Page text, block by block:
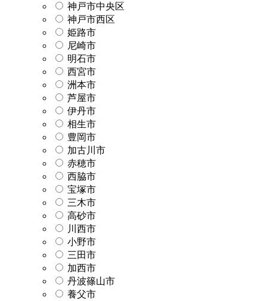
神戸市中央区
神戸市西区
姫路市
尼崎市
明石市
西宮市
洲本市
芦屋市
伊丹市
相生市
豊岡市
加古川市
赤穂市
西脇市
宝塚市
三木市
高砂市
川西市
小野市
三田市
加西市
丹波篠山市
養父市